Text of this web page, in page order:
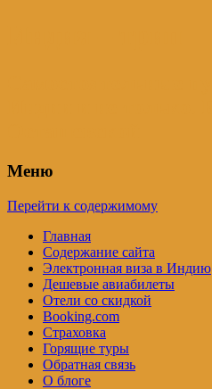
Меню
Перейти к содержимому
Главная
Содержание сайта
Электронная виза в Индию
Дешевые авиабилеты
Отели со скидкой
Booking.com
Страховка
Горящие туры
Обратная связь
О блоге